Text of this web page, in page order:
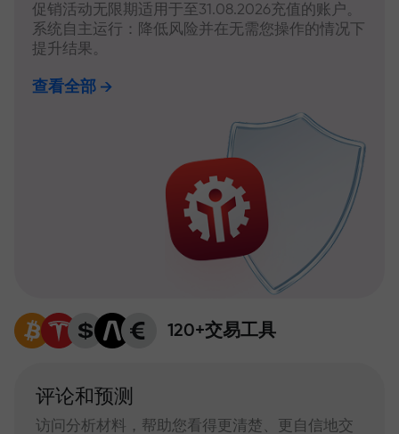
促销活动无限期适用于至31.08.2026充值的账户。
系统自主运行：降低风险并在无需您操作的情况下
提升结果。
查看全部
120+交易工具
评论和预测
访问分析材料，帮助您看得更清楚、更自信地交